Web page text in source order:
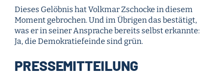
Dieses Gelöbnis hat Volkmar Zschocke in diesem
Moment gebrochen. Und im Übrigen das bestätigt,
was er in seiner Ansprache bereits selbst erkannte:
Ja, die Demokratiefeinde sind grün.
PRESSEMITTEILUNG